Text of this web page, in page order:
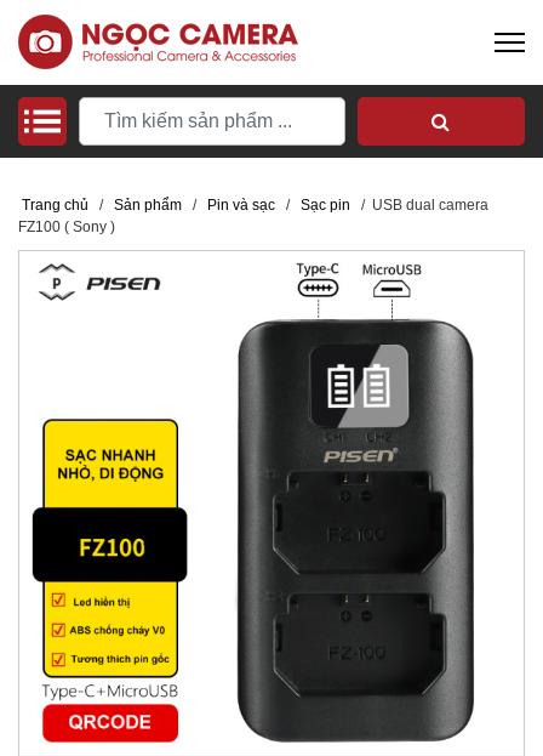
Trang chủ / Sản phẩm / Pin và sạc / Sạc pin / USB dual camera
FZ100 ( Sony )